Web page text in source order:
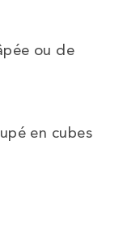
ou de
en cubes